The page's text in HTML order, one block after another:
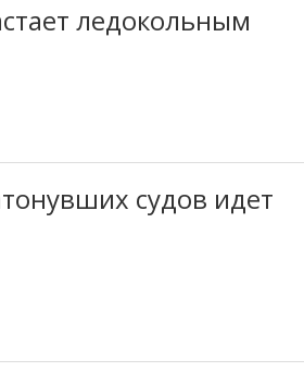
ледокольным
судов идет